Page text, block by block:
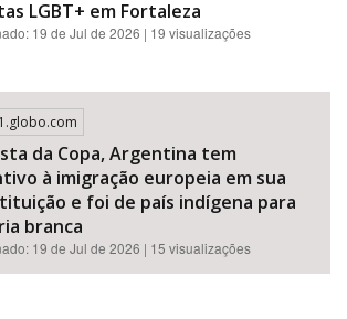
LGBT+ em Fortaleza
19 de Jul de 2026 | 19 visualizações
da Copa, Argentina tem
à imigração europeia em sua
e foi de país indígena para
branca
19 de Jul de 2026 | 15 visualizações